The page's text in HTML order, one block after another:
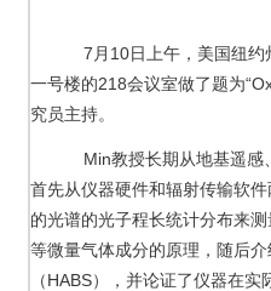
7月10日上午，美国纽约
一号楼的218会议室做了题为“
究员主持。
Min教授长期从地基遥感
首先从仪器硬件和辐射传输软
的光谱的光子程长统计分布来
等微量气体成分的原理，随后
（HABS），并论证了仪器在实